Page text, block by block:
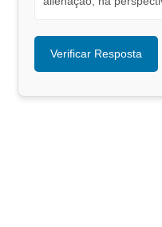
Verificar Resposta